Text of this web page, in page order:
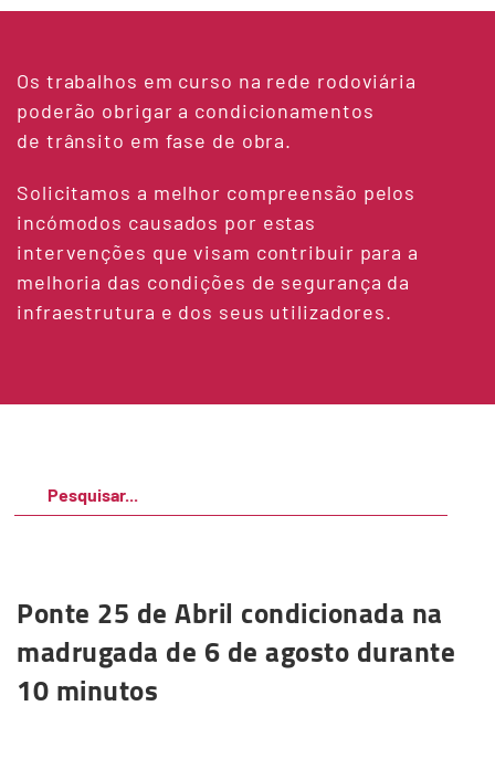
Os trabalhos em curso na rede rodoviária
poderão obrigar a condicionamentos
de trânsito em fase de obra.
Solicitamos a melhor compreensão pelos
incómodos causados por estas
intervenções que visam contribuir para a
melhoria das condições de segurança da
infraestrutura e dos seus utilizadores.
Ponte 25 de Abril condicionada na
madrugada de 6 de agosto durante
10 minutos